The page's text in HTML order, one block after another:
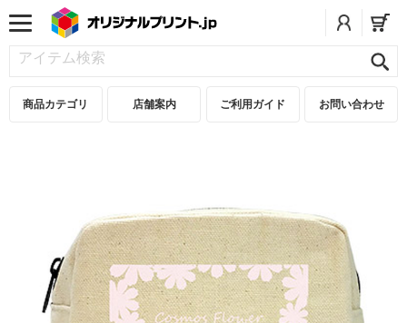
商品カテゴリ 店舗案内 ご利用ガイド お問い合わせ